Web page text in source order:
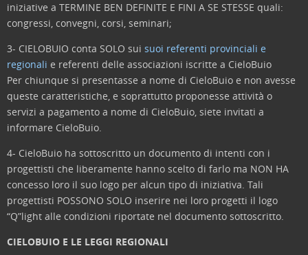
iniziative a TERMINE BEN DEFINITE E FINI A SE STESSE quali:
congressi, convegni, corsi, seminari;
3- CIELOBUIO conta SOLO sui suoi referenti provinciali e
regionali e referenti delle associazioni iscritte a CieloBuio
Per chiunque si presentasse a nome di CieloBuio e non avesse
queste caratteristiche, e soprattutto proponesse attività o
servizi a pagamento a nome di CieloBuio, siete invitati a
informare CieloBuio.
4- CieloBuio ha sottoscritto un documento di intenti con i
progettisti che liberamente hanno scelto di farlo ma NON HA
concesso loro il suo logo per alcun tipo di iniziativa. Tali
progettisti POSSONO SOLO inserire nei loro progetti il logo
“Q”light alle condizioni riportate nel documento sottoscritto.
CIELOBUIO E LE LEGGI REGIONALI